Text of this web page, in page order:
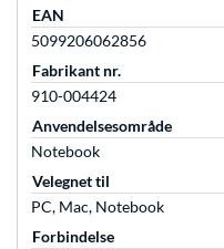
EAN
5099206062856
Fabrikant nr.
910-004424
Anvendelsesområde
Notebook
Velegnet til
PC, Mac, Notebook
Forbindelse